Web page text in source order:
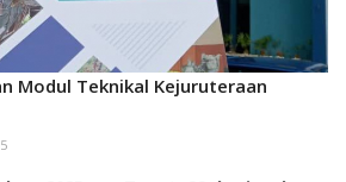
Modul Teknikal Kejuruteraan